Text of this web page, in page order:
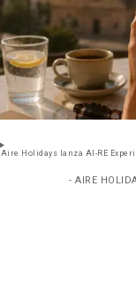
Aire Holidays lanza AI-RE
- AIRE